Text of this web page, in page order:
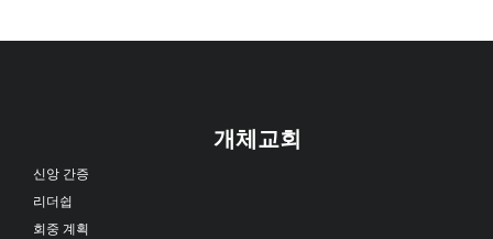
개체교회
신앙 간증
리더쉽
회중 계획